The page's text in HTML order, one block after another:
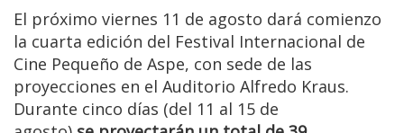
El próximo viernes 11 de agosto dará comienzo
la cuarta edición del Festival Internacional de
Cine Pequeño de Aspe, con sede de las
proyecciones en el Auditorio Alfredo Kraus.
Durante cinco días (del 11 al 15 de